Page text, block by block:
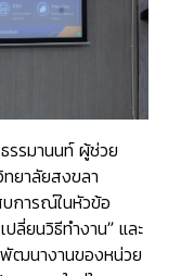
รรมานนท์ ผู้ช่วย
ยาลัยสงขลา
บการณ์ในหัวข้อ
ยนวิธีทำงาน” และ
ฒนางานของหน่วย